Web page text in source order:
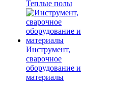
Теплые полы
Инструмент,
сварочное
оборудование и
материалы